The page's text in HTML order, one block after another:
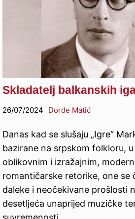
Skladatelj balkanskih
26/07/2024 Đorđe Matić
Danas kad se slušaju „Igre“
bazirane na srpskom folkloru,
oblikovnim i izražajnim,
romantičarske retorike, one se
daleke i neočekivane prošlosti
desetljeća unaprijed muzičke